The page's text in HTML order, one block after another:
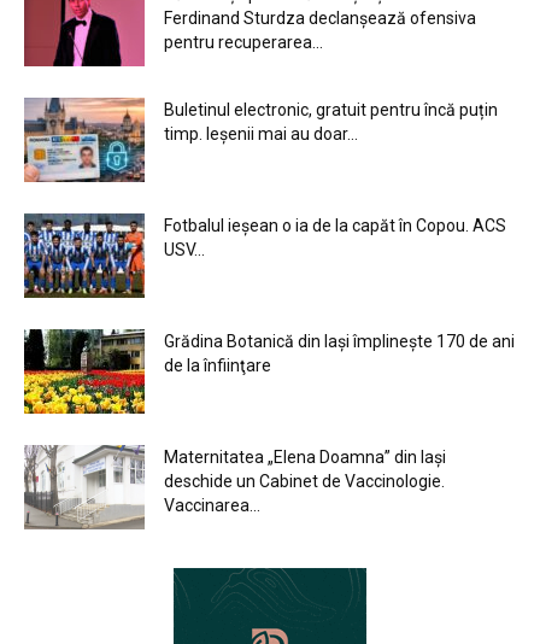
Ferdinand Sturdza declanșează ofensiva
pentru recuperarea...
Buletinul electronic, gratuit pentru încă puțin
timp. Ieșenii mai au doar...
Fotbalul ieșean o ia de la capăt în Copou. ACS
USV...
Grădina Botanică din Iaşi împlineşte 170 de ani
de la înfiinţare
Maternitatea „Elena Doamna” din Iași
deschide un Cabinet de Vaccinologie.
Vaccinarea...